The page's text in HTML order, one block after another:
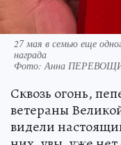
27 мая в семью еще
награда
Фото: Анна
Сквозь огонь,
ветераны
видели